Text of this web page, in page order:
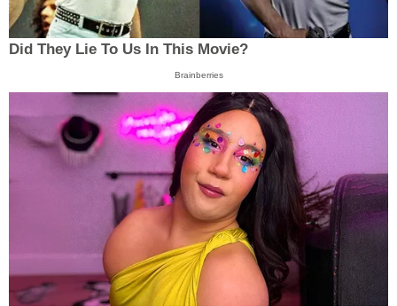
Did They Lie To Us In This Movie?
Brainberries